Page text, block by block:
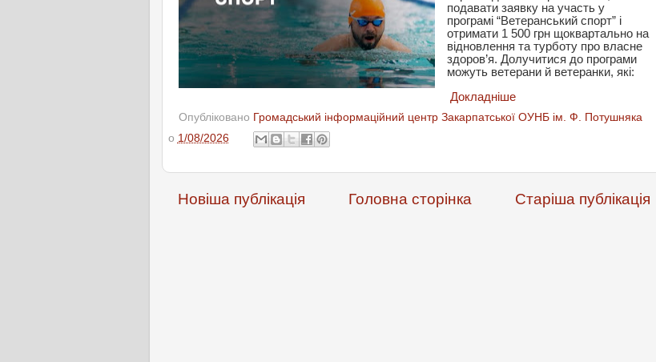
подавати заявку на участь у
програмі “Ветеранський спорт” і
отримати 1 500 грн щоквартально на
відновлення та турботу про власне
здоров’я. Долучитися до програми
можуть ветерани й ветеранки, які:
Докладніше
Опубліковано Громадський інформаційний центр Закарпатської ОУНБ ім. Ф. Потушняка
о 1/08/2026
Новіша публікація Старіша публікація
Головна сторінка